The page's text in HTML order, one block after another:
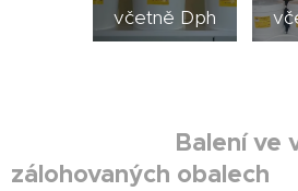
včetně Dph
Balení ve
zálohovaných obalech